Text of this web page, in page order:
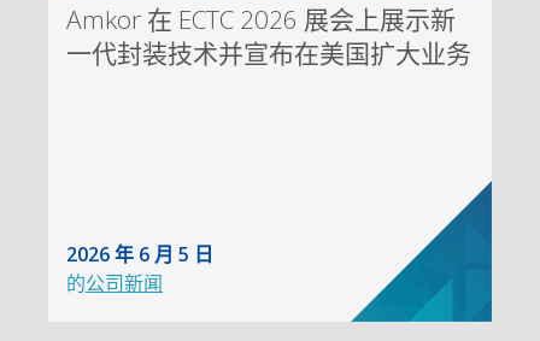
Amkor 在 ECTC 2026 展会上展示新
一代封装技术并宣布在美国扩大业务
2026 年 6 月 5 日
的公司新闻